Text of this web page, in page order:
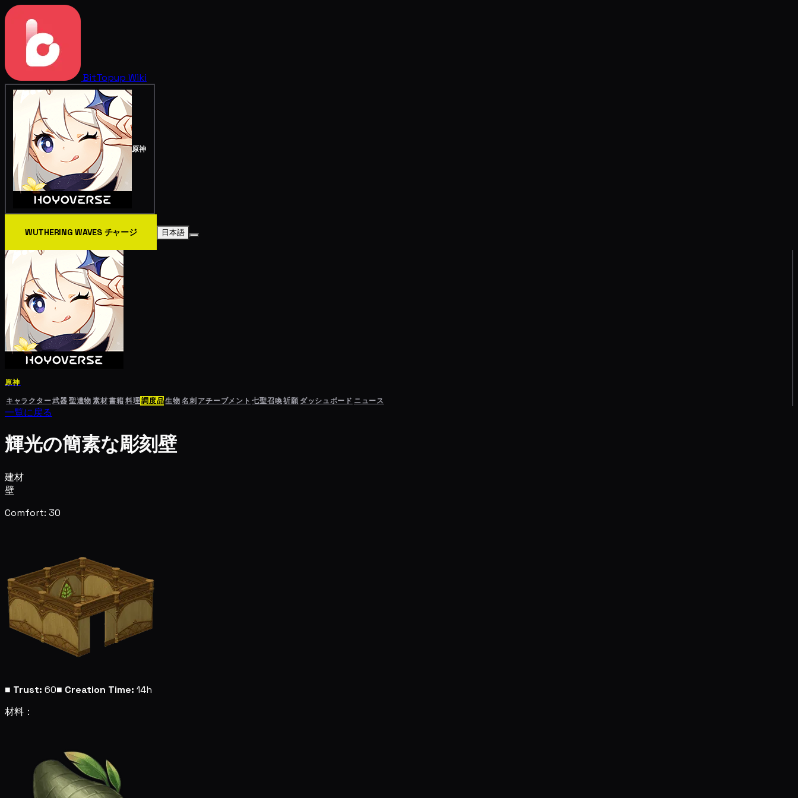
BitTopup Wiki
原神
WUTHERING WAVES チャージ 日本語
原神
キャラクター武器聖遺物素材書籍料理調度品生物名刺 アチーブメント 七聖召喚祈願 ダッシュボード ニュース
一覧に戻る
輝光の簡素な彫刻壁
建材
壁
Comfort: 30
■ Trust: 60■ Creation Time: 14h
材料：